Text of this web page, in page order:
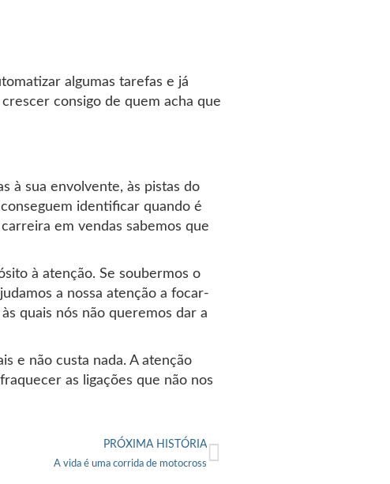
algumas tarefas e já
consigo de quem acha que
à sua envolvente, às pistas do
identificar quando é
em vendas sabemos que
à atenção. Se soubermos o
a nossa atenção a focar-
quais nós não queremos dar a
e não custa nada. A atenção
as ligações que não nos
PRÓXIMA HISTÓRIA
A vida é uma corrida de motocross